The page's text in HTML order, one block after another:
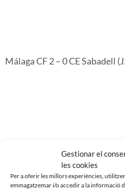
Gestionar el
les cookies
Per a oferir les millors experiències,
emmagatzemar i/o accedir a la informació
Málaga CF 2 – 0 CE Sabadell